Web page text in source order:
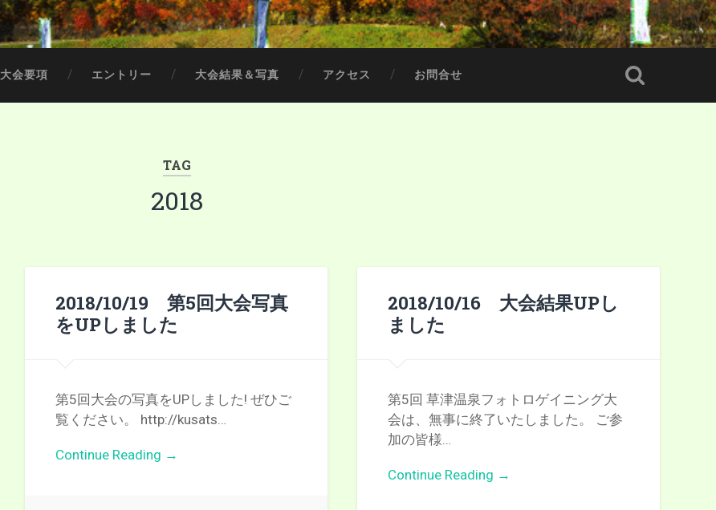
大会要項 エントリー 大会結果＆写真 アクセス お問合せ
TAG
2018
2018/10/19 第5回大会写真
をUPしました
第5回大会の写真をUPしました! ぜひご
覧ください。 http://kusats…
Continue Reading →
2018/10/16 大会結果UPし
ました
第5回 草津温泉フォトロゲイニング大
会は、無事に終了いたしました。 ご参
加の皆様…
Continue Reading →